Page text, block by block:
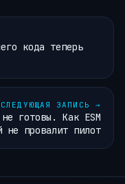
кода теперь
СЛЕДУЮЩАЯ ЗАПИСЬ →
готовы. Как ESM
не провалит пилот